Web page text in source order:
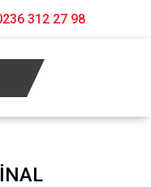
312 27 98